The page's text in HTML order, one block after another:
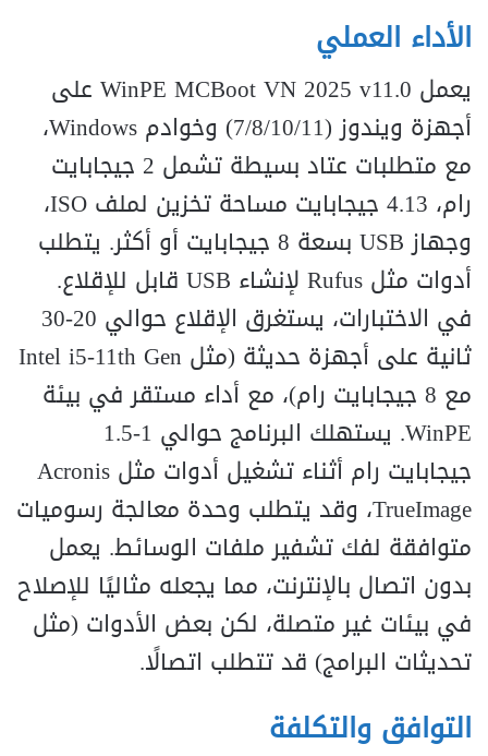
الأداء العملي
يعمل WinPE MCBoot VN 2025 v11.0 على
أجهزة ويندوز (7/8/10/11) وخوادم Windows،
مع متطلبات عتاد بسيطة تشمل 2 جيجابايت
رام، 4.13 جيجابايت مساحة تخزين لملف ISO،
وجهاز USB بسعة 8 جيجابايت أو أكثر. يتطلب
أدوات مثل Rufus لإنشاء USB قابل للإقلاع.
في الاختبارات، يستغرق الإقلاع حوالي 20-30
ثانية على أجهزة حديثة (مثل Intel i5-11th Gen
مع 8 جيجابايت رام)، مع أداء مستقر في بيئة
WinPE. يستهلك البرنامج حوالي 1-1.5
جيجابايت رام أثناء تشغيل أدوات مثل Acronis
TrueImage، وقد يتطلب وحدة معالجة رسوميات
متوافقة لفك تشفير ملفات الوسائط. يعمل
بدون اتصال بالإنترنت، مما يجعله مثاليًا للإصلاح
في بيئات غير متصلة، لكن بعض الأدوات (مثل
تحديثات البرامج) قد تتطلب اتصالًا.
التوافق والتكلفة